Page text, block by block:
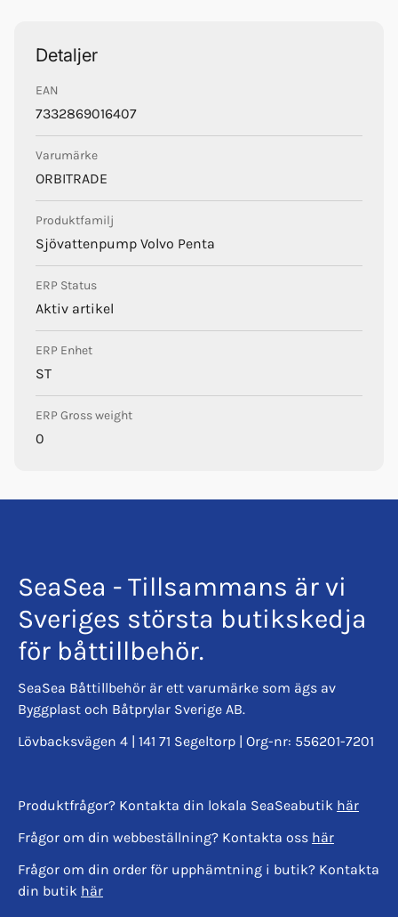
Detaljer
EAN
7332869016407
Varumärke
ORBITRADE
Produktfamilj
Sjövattenpump Volvo Penta
ERP Status
Aktiv artikel
ERP Enhet
ST
ERP Gross weight
0
SeaSea - Tillsammans är vi
Sveriges största butikskedja
för båttillbehör.
SeaSea Båttillbehör är ett varumärke som ägs av
Byggplast och Båtprylar Sverige AB.
Lövbacksvägen 4 | 141 71 Segeltorp | Org-nr: 556201-7201
Produktfrågor? Kontakta din lokala SeaSeabutik här
Frågor om din webbeställning? Kontakta oss här
Frågor om din order för upphämtning i butik? Kontakta
din butik här